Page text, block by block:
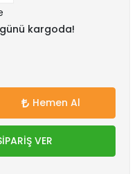
kargoda!
Hemen Al
VER